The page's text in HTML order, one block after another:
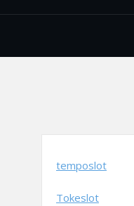
temposlot
Tokeslot